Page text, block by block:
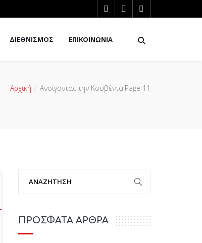
ΔΙΕΘΝΙΣΜΟΣ ΕΠΙΚΟΙΝΩΝΙΑ
Αρχική Ανοίγοντας την Κουβέντα Page 11
ΠΡΟΣΦΑΤΑ ΑΡΘΡΑ